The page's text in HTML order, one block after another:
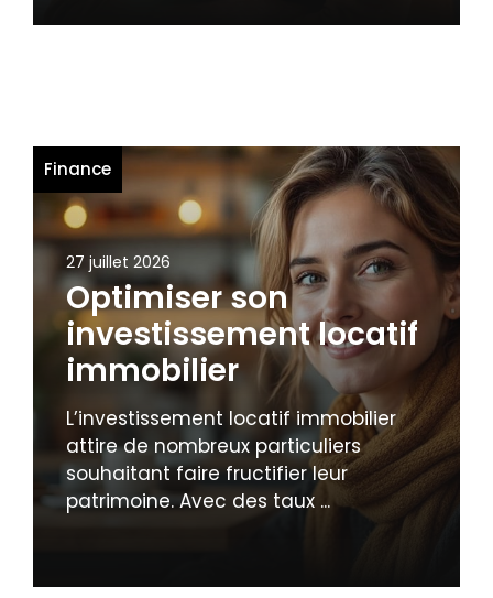
Finance
27 juillet 2026
Optimiser son
investissement locatif
immobilier
L’investissement locatif immobilier
attire de nombreux particuliers
souhaitant faire fructifier leur
patrimoine. Avec des taux ...